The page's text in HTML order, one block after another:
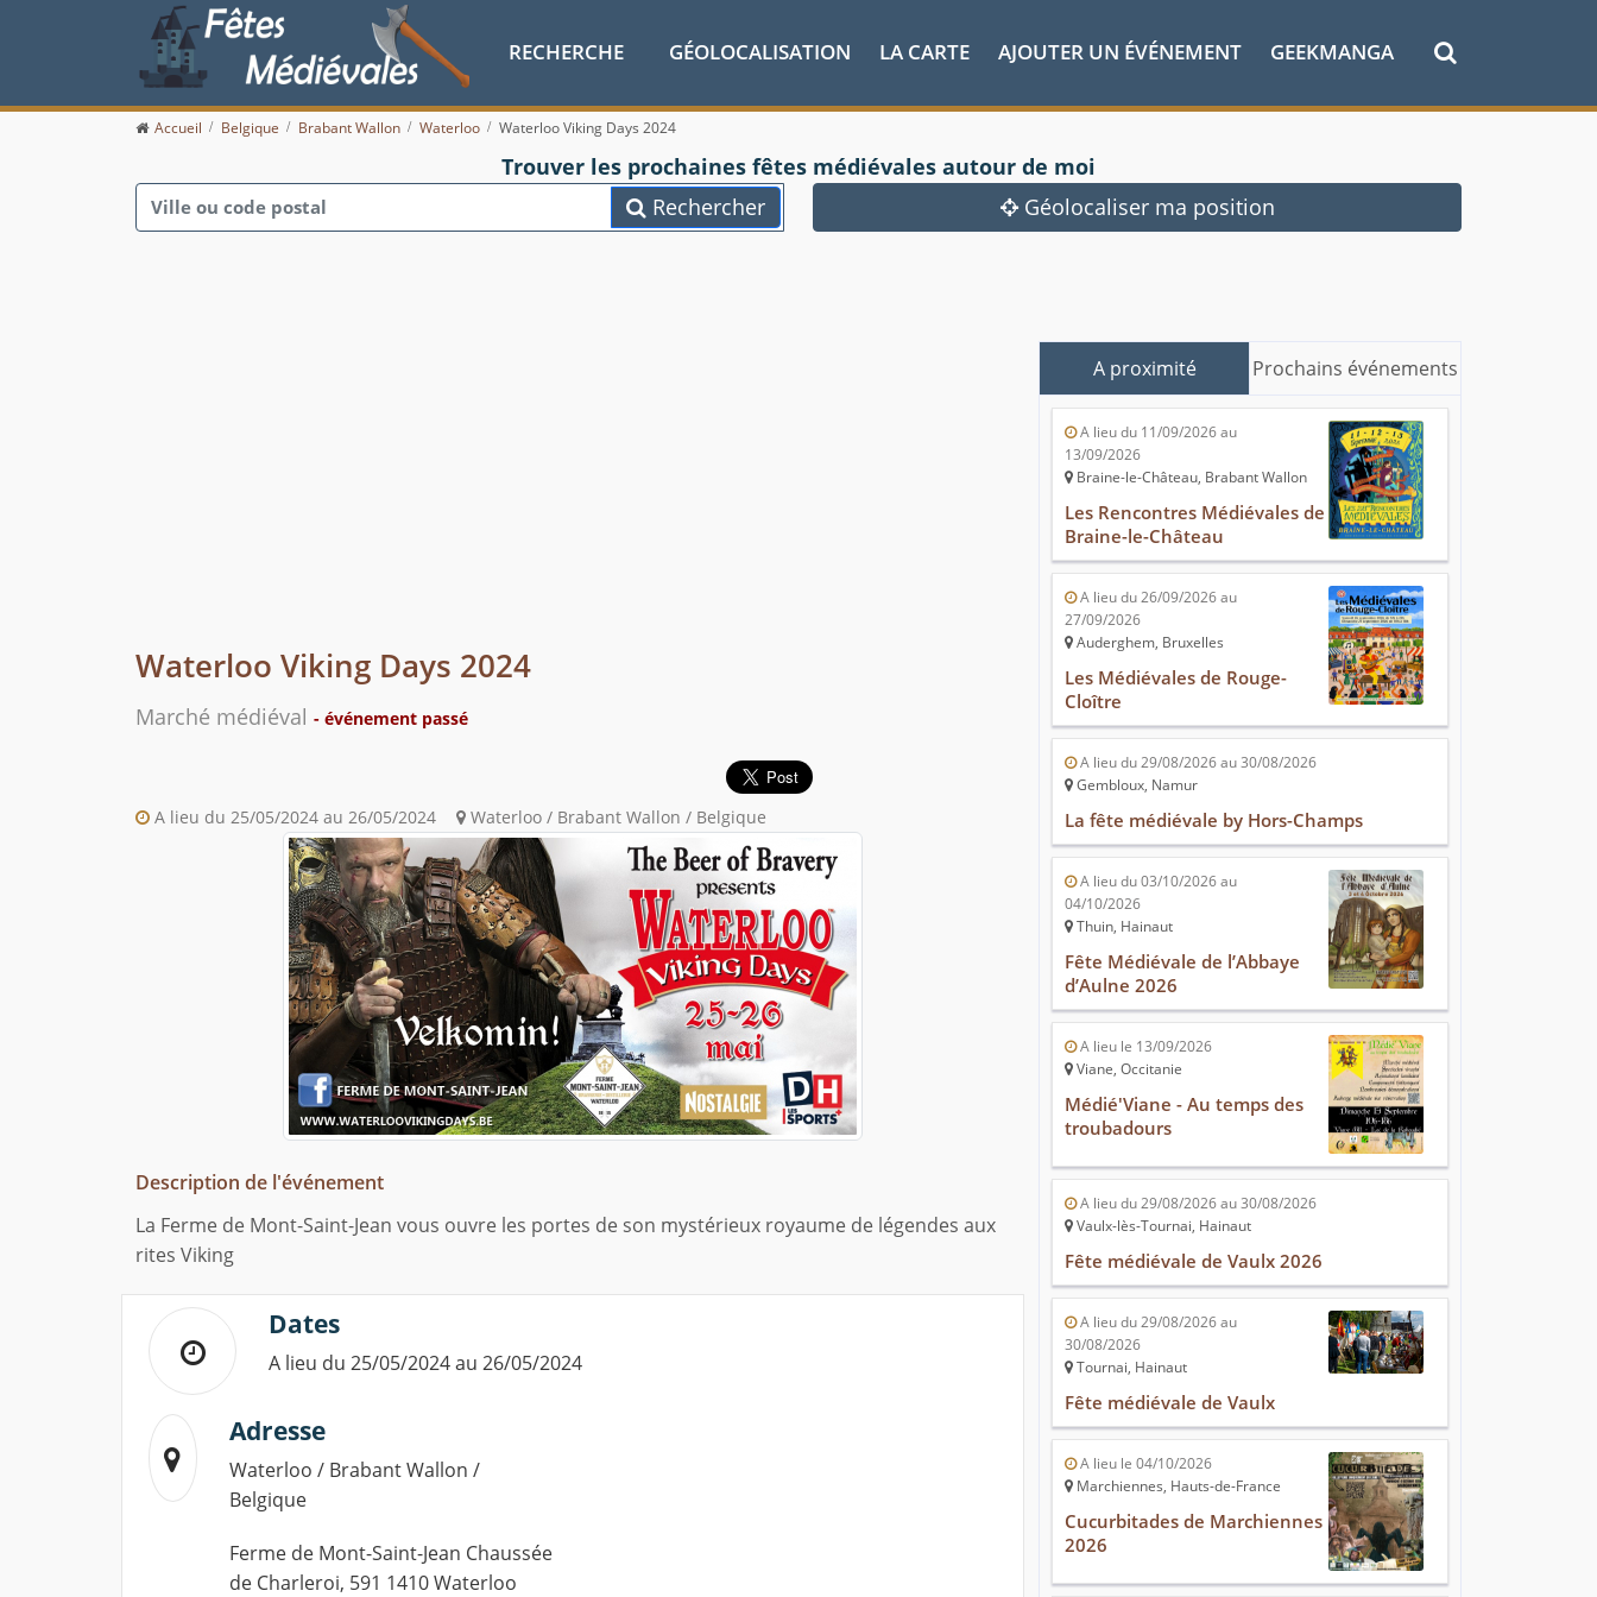
RECHERCHE GÉOLOCALISATION LA CARTE AJOUTER UN ÉVÉNEMENT GEEKMANGA
Accueil Belgique Brabant Wallon Waterloo Waterloo Viking Days 2024
Trouver les prochaines fêtes médiévales autour de moi
Rechercher
Géolocaliser ma position
Waterloo Viking Days 2024
Marché médiéval - événement passé
A lieu du 25/05/2024 au 26/05/2024 Waterloo / Brabant Wallon / Belgique
Description de l'événement
La Ferme de Mont-Saint-Jean vous ouvre les portes de son mystérieux royaume de légendes aux
rites Viking
Dates
A lieu du 25/05/2024 au 26/05/2024
Adresse
Waterloo / Brabant Wallon /
Belgique
Ferme de Mont-Saint-Jean Chaussée
de Charleroi, 591 1410 Waterloo
A proximité Prochains événements
A lieu du 11/09/2026 au
13/09/2026
Braine-le-Château, Brabant Wallon
Les Rencontres Médiévales de
Braine-le-Château
A lieu du 26/09/2026 au
27/09/2026
Auderghem, Bruxelles
Les Médiévales de Rouge-
Cloître
A lieu du 29/08/2026 au 30/08/2026
Gembloux, Namur
La fête médiévale by Hors-Champs
A lieu du 03/10/2026 au
04/10/2026
Thuin, Hainaut
Fête Médiévale de l’Abbaye
d’Aulne 2026
A lieu le 13/09/2026
Viane, Occitanie
Médié'Viane - Au temps des
troubadours
A lieu du 29/08/2026 au 30/08/2026
Vaulx-lès-Tournai, Hainaut
Fête médiévale de Vaulx 2026
A lieu du 29/08/2026 au
30/08/2026
Tournai, Hainaut
Fête médiévale de Vaulx
A lieu le 04/10/2026
Marchiennes, Hauts-de-France
Cucurbitades de Marchiennes
2026